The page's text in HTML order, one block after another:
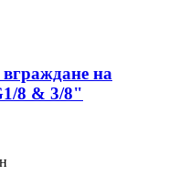
на
8 & 3/8"